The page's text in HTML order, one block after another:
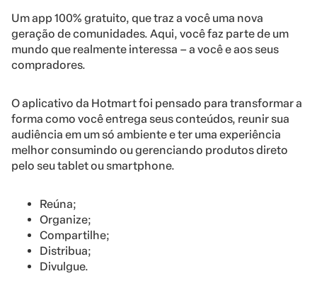
Um app 100% gratuito, que traz a você uma nova
geração de comunidades. Aqui, você faz parte de um
mundo que realmente interessa – a você e aos seus
compradores.
O aplicativo da Hotmart foi pensado para transformar a
forma como você entrega seus conteúdos, reunir sua
audiência em um só ambiente e ter uma experiência
melhor consumindo ou gerenciando produtos direto
pelo seu tablet ou smartphone.
Reúna;
Organize;
Compartilhe;
Distribua;
Divulgue.